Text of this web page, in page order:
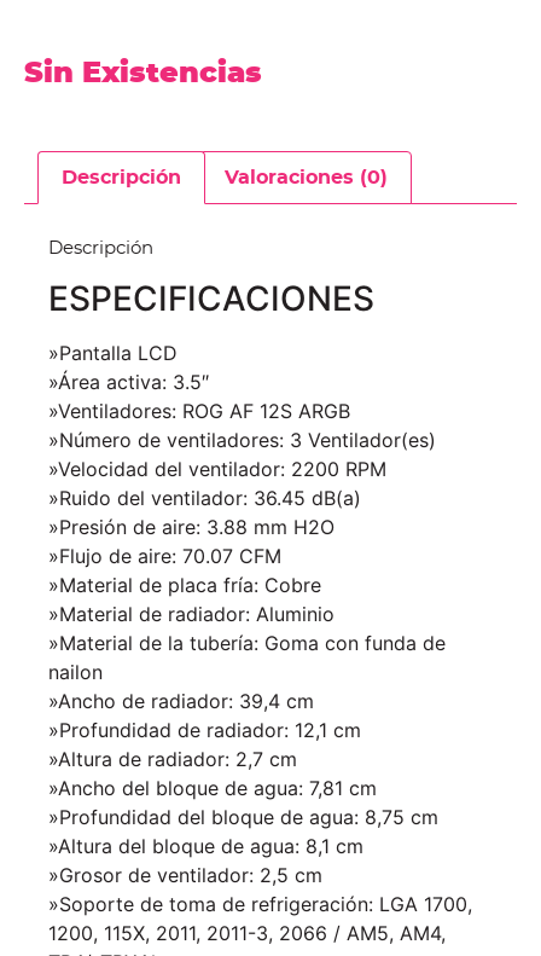
Sin Existencias
Descripción Valoraciones (0)
Descripción
ESPECIFICACIONES
»Pantalla LCD
»Área activa: 3.5″
»Ventiladores: ROG AF 12S ARGB
»Número de ventiladores: 3 Ventilador(es)
»Velocidad del ventilador: 2200 RPM
»Ruido del ventilador: 36.45 dB(a)
»Presión de aire: 3.88 mm H2O
»Flujo de aire: 70.07 CFM
»Material de placa fría: Cobre
»Material de radiador: Aluminio
»Material de la tubería: Goma con funda de
nailon
»Ancho de radiador: 39,4 cm
»Profundidad de radiador: 12,1 cm
»Altura de radiador: 2,7 cm
»Ancho del bloque de agua: 7,81 cm
»Profundidad del bloque de agua: 8,75 cm
»Altura del bloque de agua: 8,1 cm
»Grosor de ventilador: 2,5 cm
»Soporte de toma de refrigeración: LGA 1700,
1200, 115X, 2011, 2011-3, 2066 / AM5, AM4,